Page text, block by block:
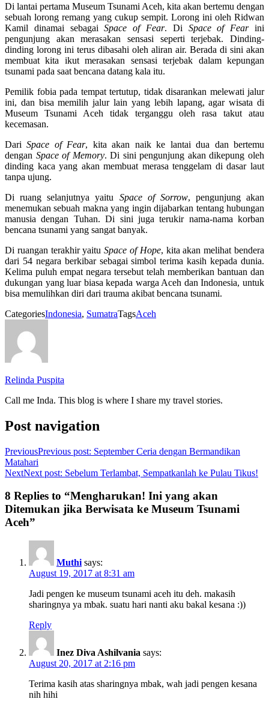
Di lantai pertama Museum Tsunami Aceh, kita akan bertemu dengan
sebuah lorong remang yang cukup sempit. Lorong ini oleh Ridwan
Kamil dinamai sebagaiSpace of Fear. Di Space of Fearini
pengunjung akan merasakan sensasi seperti terjebak. Dinding-
dinding lorong ini terus dibasahi oleh aliran air. Berada di sini akan
membuat kita ikut merasakan sensasi terjebak dalam kepungan
tsunami pada saat bencana datang kala itu.
Pemilik fobia pada tempat tertutup, tidak disarankan melewati jalur
ini, dan bisa memilih jalur lain yang lebih lapang, agar wisata di
Museum Tsunami Aceh tidak terganggu oleh rasa takut atau
kecemasan.
DariSpace of Fear, kita akan naik ke lantai dua dan bertemu
dengan Space of Memory. Di sini pengunjung akan dikepung oleh
dinding kaca yang akan membuat merasa tenggelam di dasar laut
tanpa ujung.
Di ruang selanjutnya yaitu Space of Sorrow, pengunjung akan
menemukan sebuah makna yang ingin dijabarkan tentang hubungan
manusia dengan Tuhan. Di sini juga terukir nama-nama korban
bencana tsunami yang sangat banyak.
Di ruangan terakhir yaituSpace of Hope, kita akan melihat bendera
dari 54 negara berkibar sebagai simbol terima kasih kepada dunia.
Kelima puluh empat negara tersebut telah memberikan bantuan dan
dukungan yang luar biasa kepada warga Aceh dan Indonesia, untuk
bisa memulihkan diri dari trauma akibat bencana tsunami.
CategoriesIndonesia, SumatraTagsAceh
Relinda Puspita
Call me Inda. This blog is where I share my travel stories.
Post navigation
PreviousPrevious post: September Ceria dengan Bermandikan
Matahari
NextNext post: Sebelum Terlambat, Sempatkanlah ke Pulau Tikus!
8 Replies to “Mengharukan! Ini yang akan
Ditemukan jika Berwisata ke Museum Tsunami
Aceh”
Muthi says:
August 19, 2017 at 8:31 am
Jadi pengen ke museum tsunami aceh itu deh. makasih
sharingnya ya mbak. suatu hari nanti aku bakal kesana :))
Reply
Inez Diva Ashilvania says:
August 20, 2017 at 2:16 pm
Terima kasih atas sharingnya mbak, wah jadi pengen kesana
nih hihi